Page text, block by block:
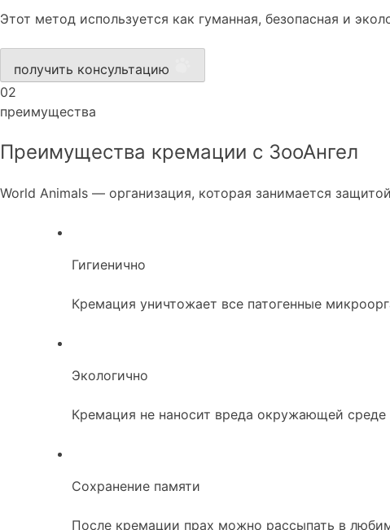
Этот метод используется как гуманная, безопасная и
получить консультацию
02
преимущества
Преимущества кремации с ЗооАнгел
World Animals — организация, которая занимается
Гигиенично
Кремация уничтожает все патогенные
Экологично
Кремация не наносит вреда окружающей среде
Сохранение памяти
После кремации прах можно рассыпать в